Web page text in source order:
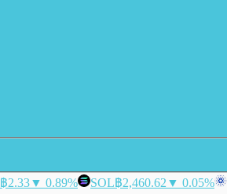
฿2.33▼ 0.89% SOL฿2,460.62 ▼ 0.05%